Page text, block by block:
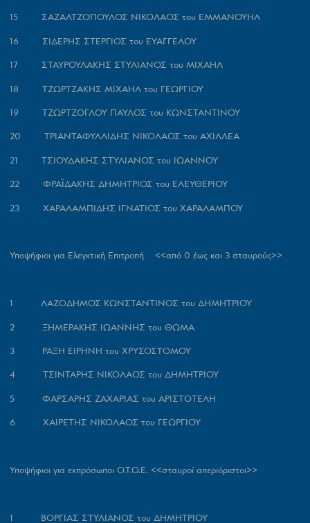
15 ΣΑΖΑΛΤΖΟΠΟΥΛΟΣ ΝΙΚΟΛΑΟΣ του ΕΜΜΑΝΟΥΗΛ
16 ΣΙΔΕΡΗΣ ΣΤΕΡΓΙΟΣ του ΕΥΑΓΓΕΛΟΥ
17 ΣΤΑΥΡΟΥΛΑΚΗΣ ΣΤΥΛΙΑΝΟΣ του ΜΙΧΑΗΛ
18 ΤΖΩΡΤΖΑΚΗΣ ΜΙΧΑΗΛ του ΓΕΩΡΓΙΟΥ
19 ΤΖΩΡΤΖΟΓΛΟΥ ΠΑΥΛΟΣ του ΚΩΝΣΤΑΝΤΙΝΟΥ
20 ΤΡΙΑΝΤΑΦΥΛΛΙΔΗΣ ΝΙΚΟΛΑΟΣ του ΑΧΙΛΛΕΑ
21 ΤΣΙΟΥΔΑΚΗΣ ΣΤΥΛΙΑΝΟΣ του ΙΩΑΝΝΟΥ
22 ΦΡΑΪΔΑΚΗΣ ΔΗΜΗΤΡΙΟΣ του ΕΛΕΥΘΕΡΙΟΥ
23 ΧΑΡΑΛΑΜΠΙΔΗΣ ΙΓΝΑΤΙΟΣ του ΧΑΡΑΛΑΜΠΟΥ
Υποψήφιοι για Ελεγκτική Επιτροπή <<από 0 έως και 3 σταυρούς>>
1 ΛΑΖΟΔΗΜΟΣ ΚΩΝΣΤΑΝΤΙΝΟΣ του ΔΗΜΗΤΡΙΟΥ
2 ΞΗΜΕΡΑΚΗΣ ΙΩΑΝΝΗΣ του ΘΩΜΑ
3 ΡΑΞΗ ΕΙΡΗΝΗ του ΧΡΥΣΟΣΤΟΜΟΥ
4 ΤΣΙΝΤΑΡΗΣ ΝΙΚΟΛΑΟΣ του ΔΗΜΗΤΡΙΟΥ
5 ΦΑΡΣΑΡΗΣ ΖΑΧΑΡΙΑΣ του ΑΡΙΣΤΟΤΕΛΗ
6 ΧΑΙΡΕΤΗΣ ΝΙΚΟΛΑΟΣ του ΓΕΩΡΓΙΟΥ
Υποψήφιοι για εκπρόσωποι Ο.Τ.Ο.Ε. <<σταυροί απεριόριστοι>>
1 ΒΟΡΓΙΑΣ ΣΤΥΛΙΑΝΟΣ του ΔΗΜΗΤΡΙΟΥ